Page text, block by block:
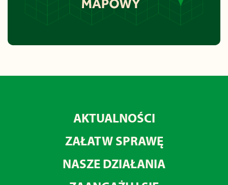
AKTUALNOŚCI
ZAŁATW SPRAWĘ
NASZE DZIAŁANIA